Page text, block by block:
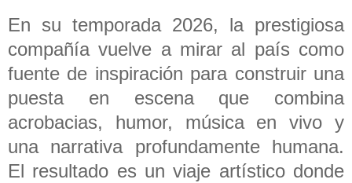
En su temporada 2026, la prestigiosa
compañía vuelve a mirar al país como
fuente de inspiración para construir una
puesta en escena que combina
acrobacias, humor, música en vivo y
una narrativa profundamente humana.
El resultado es un viaje artístico donde